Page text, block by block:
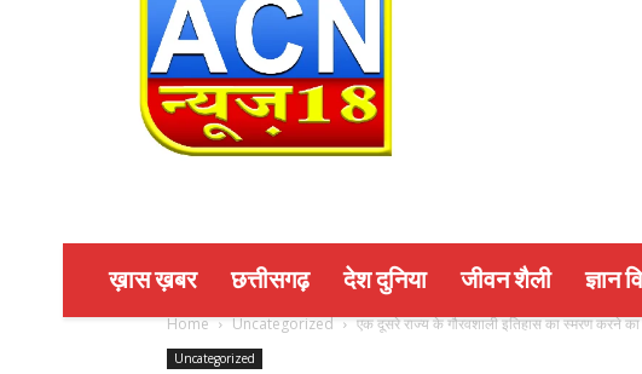
ख़ास ख़बर छत्तीसगढ़ देश दुनिया जीवन शैली ज्ञान
Home Uncategorized एक दूसरे राज्य के गौरवशाली इतिहास का स्मरण करने
Uncategorized